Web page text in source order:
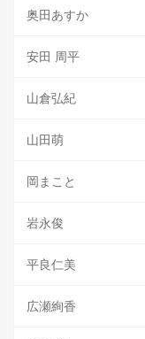
奥田あすか
安田 周平
山倉弘紀
山田萌
岡まこと
岩永俊
平良仁美
広瀬絢香